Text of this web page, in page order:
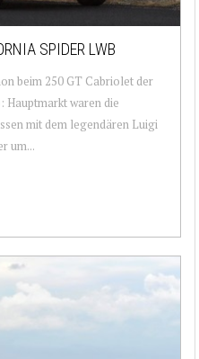
SPIDER LWB
beim 250 GT Cabriolet der
Hauptmarkt waren die
mit dem legendären Luigi
um...